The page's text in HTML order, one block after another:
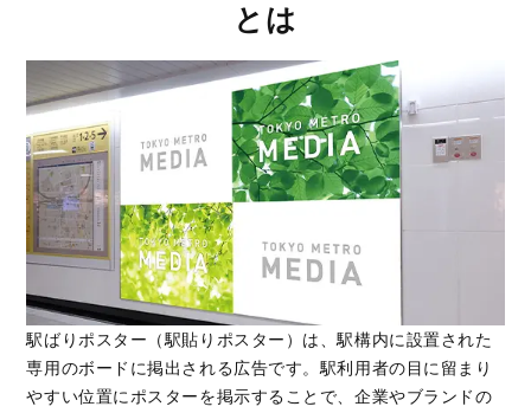
とは
駅ばりポスター（駅貼りポスター）は、駅構内に設置された
専用のボードに掲出される広告です。駅利用者の目に留まり
やすい位置にポスターを掲示することで、企業やブランドの